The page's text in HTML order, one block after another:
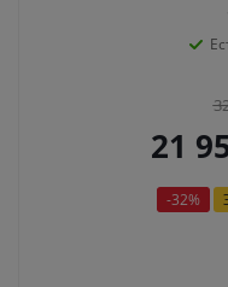
21
-32%